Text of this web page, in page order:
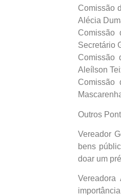
Comissão
Alécia
Comissão
Secretário
Comissão
Aleílson
Comissão
Outros
Vereador
bens
doar um